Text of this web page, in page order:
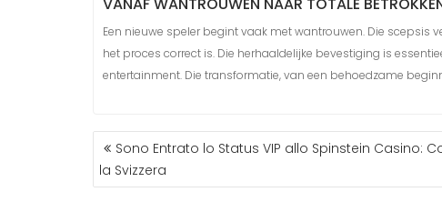
Een nieuwe speler begint vaak met wantrouwen. Die
het proces correct is. Die herhaaldelijke bevestiging is
entertainment. Die transformatie, van een behoedzame
Sono Entrato lo Status VIP allo Spinstein Casino:
la Svizzera